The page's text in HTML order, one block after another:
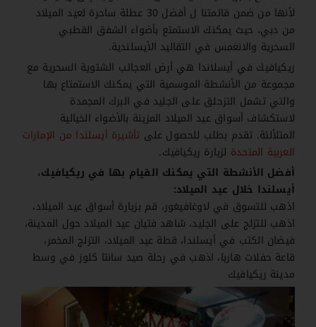
لأنها من ضمن قائمتنا ل أفضل 30 عطلة ساحرة لعيد الميلاد
من دبي، حيث يمكنك الاستمتع بأضواء الشفق القطبي
السحرية والانغمس في التقاليد الأيسلندية.
ريكيافيك في أيسلاندا هي أرض العجائب الشتوية السحرية مع
مجموعة من الأنشطة الموسمية التي يمكنك الاستمتاع بها
والتي تشمل التزحلق على الجليد في البرك المجمدة
لاستكشاف أسواق عيد الميلاد المزينة بالأضواء الخيالية
المتلألئة. تقدم بطلب للحصول على تأشيرة أيسلندا من الإمارات
العربية المتحدة لزيارة ريكيافيك.
أفضل الأنشطة التي يمكنك القيام بها في ريكيافيك،
أيسلندا خلال عيد الميلاد:
اذهب للتسوق في لاوغافيغور، قم بزيارة أسواق عيد الميلاد،
اذهب للتزلج على الجليد، شاهد فتيان عيد الميلاد حول المدينة،
فيضان الكتب في أيسلندا، قطة عيد الميلاد، التزلج المخمر،
قاعة حفلات هاربا، اذهب في رحلة صيد سانتا كلوز في وسط
مدينة ريكيافيك